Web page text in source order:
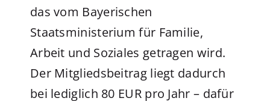
das vom Bayerischen
Staatsministerium für Familie,
Arbeit und Soziales getragen wird.
Der Mitgliedsbeitrag liegt dadurch
bei lediglich 80 EUR pro Jahr – dafür